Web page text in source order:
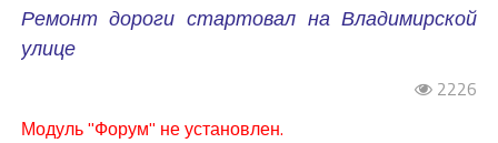
Ремонт дороги стартовал на Владимирской
улице
2226
Модуль "Форум" не установлен.